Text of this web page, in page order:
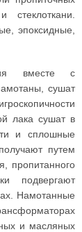
эпоксидные,
вместе с
сушат
лака сушат в
и сплошные
путем
пропитанного
подвергают
Намотанные
и масляных